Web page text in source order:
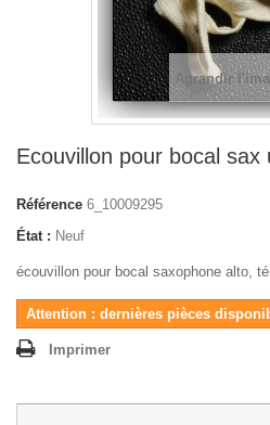
Agrandir
Ecouvillon pour bocal sax
Référence 6_10009295
État : Neuf
écouvillon pour bocal saxophone alto,
Attention : dernières pièces
Imprimer